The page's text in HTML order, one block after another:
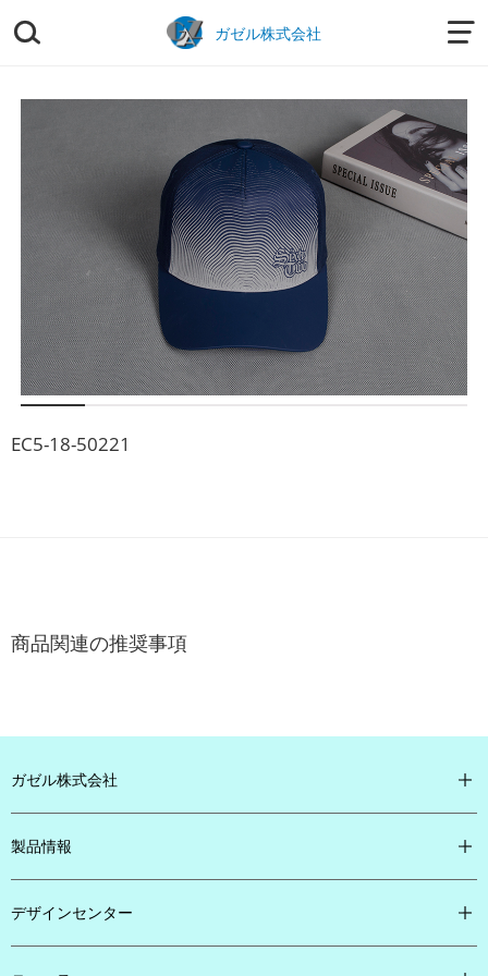
 ガゼル株式会社 
EC5-18-50221
商品関連の推奨事項
ガゼル株式会社 
製品情報 
デザインセンター 